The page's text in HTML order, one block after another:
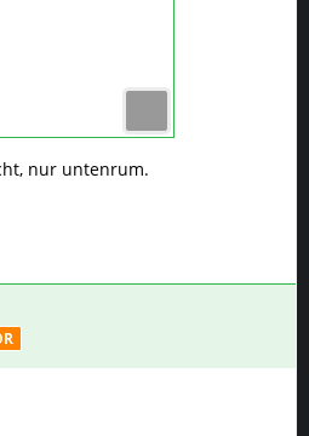
nur untenrum.